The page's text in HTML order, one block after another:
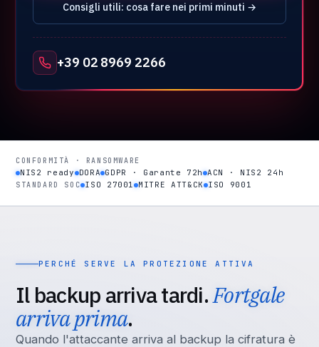
Consigli utili: cosa fare nei primi minuti →
+39 02 8969 2266
CONFORMITÀ · RANSOMWARE
NIS2 ready DORA GDPR · Garante 72h ACN · NIS2 24h
STANDARD SOC ISO 27001 MITRE ATT&CK ISO 9001
PERCHÉ SERVE LA PROTEZIONE ATTIVA
Il backup arriva tardi.Fortgale
arriva prima.
Quando l'attaccante arriva al backup la cifratura è